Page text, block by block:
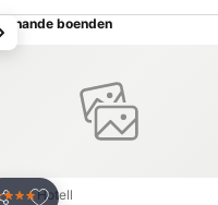
boenden
Lägg till i Mina Favoriter
Hotell